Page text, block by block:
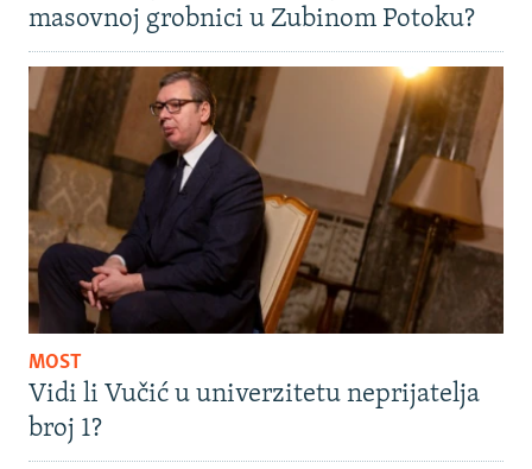
masovnoj grobnici u Zubinom Potoku?
MOST
Vidi li Vučić u univerzitetu neprijatelja
broj 1?